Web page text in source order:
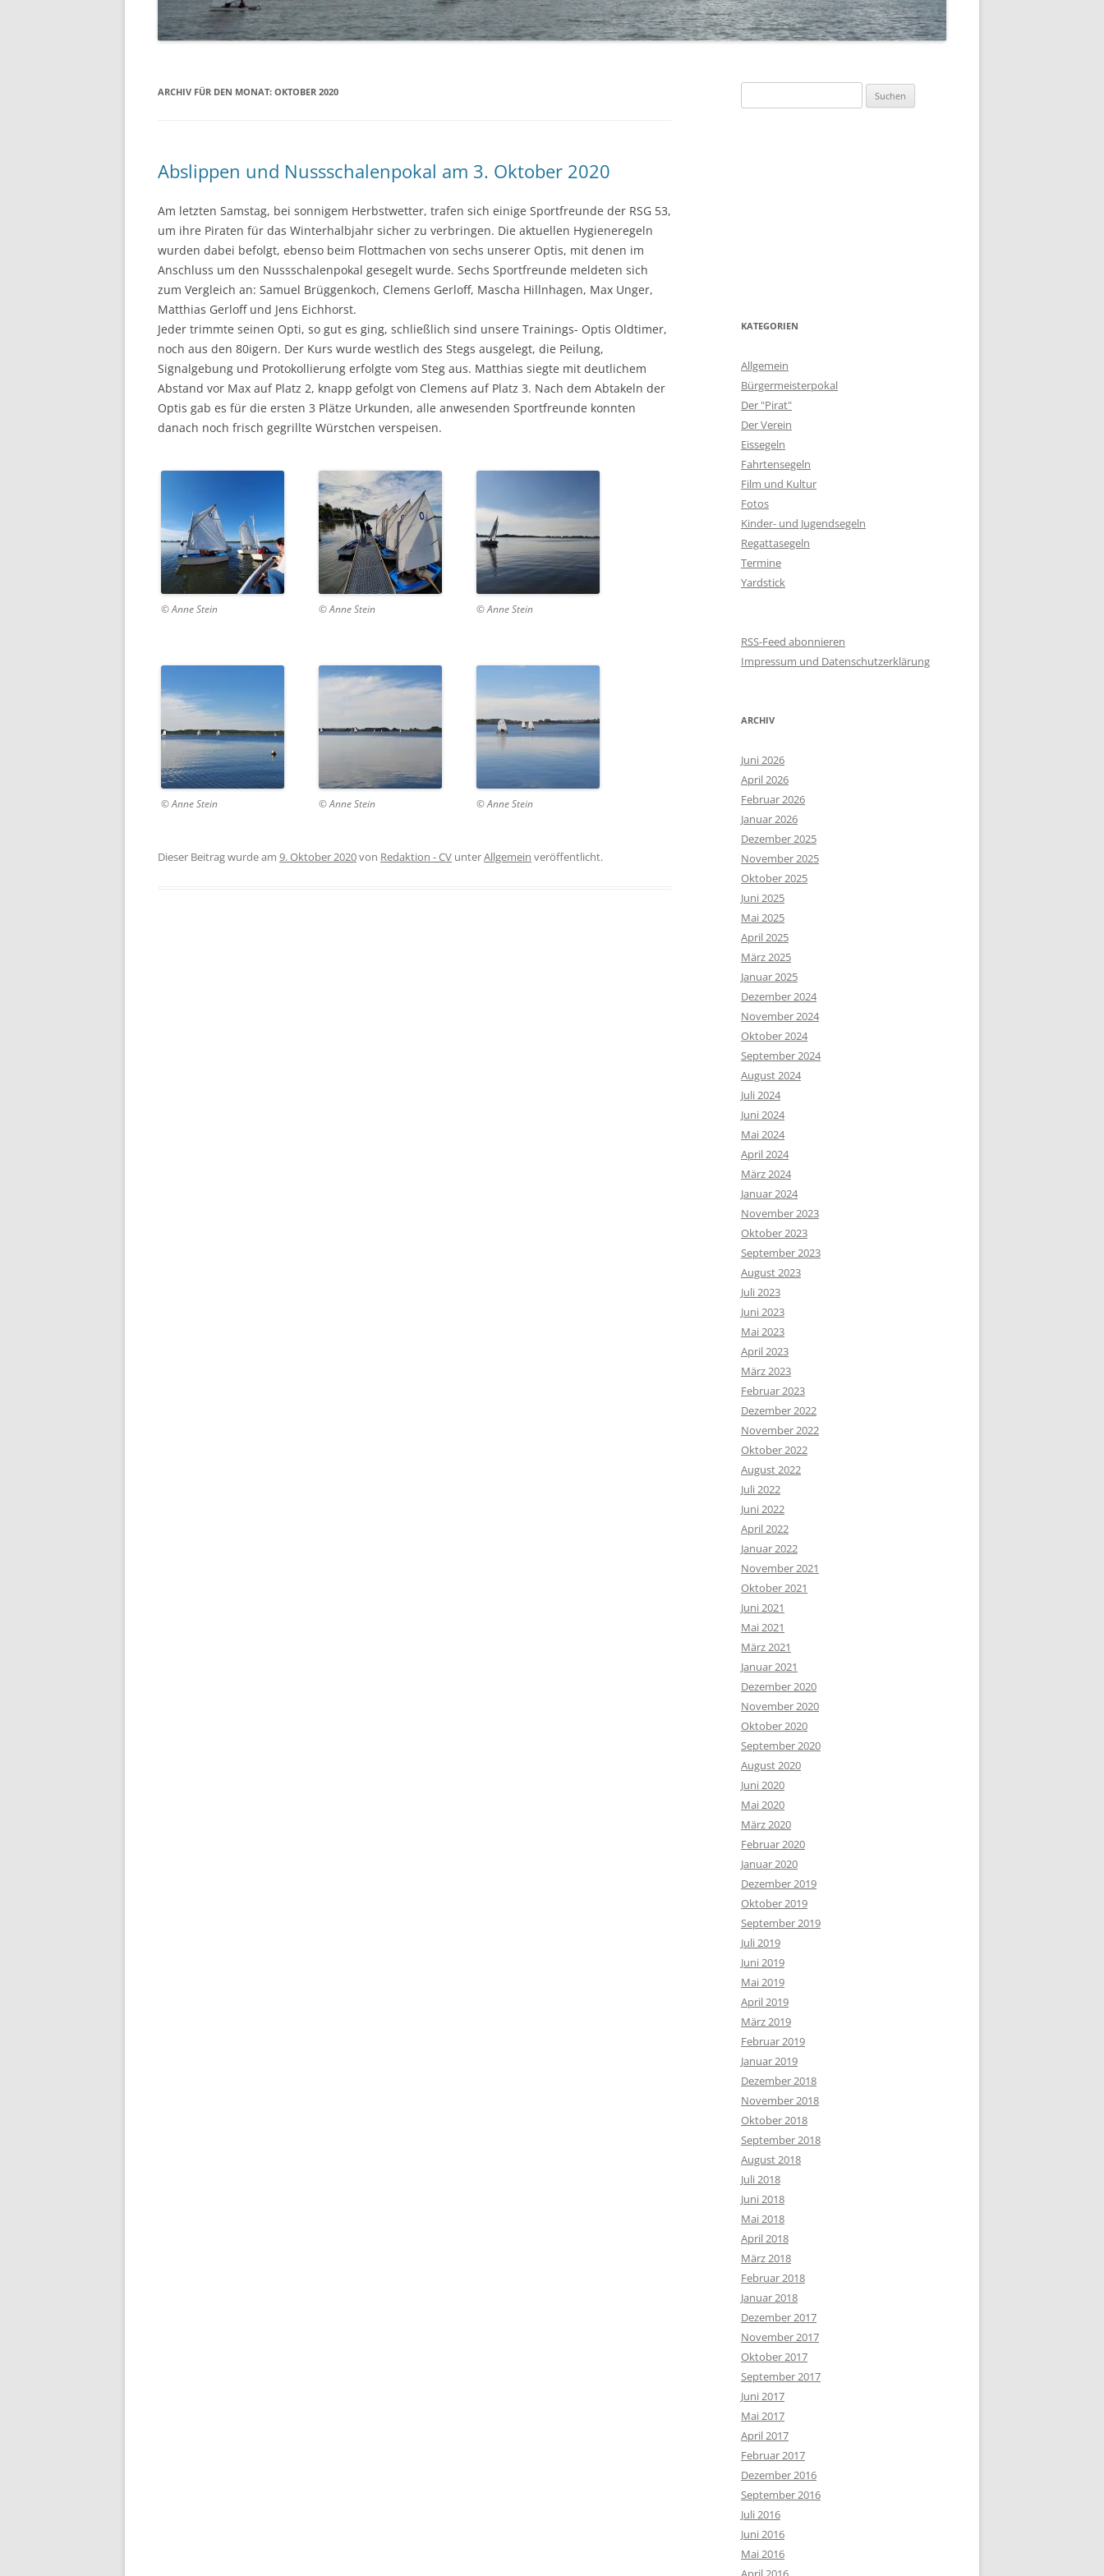
BÜRGERMEISTERPOKAL 2019
TAG
BÜRGERMEISTERPOKAL 2014 – 1.
TAG
SOMMERFLOTTILLE 2023 –
„DÄNEMARK-INSEL BORNHOLM“
SOMMERFLOTTILLE 2016 –
07.06.2014 PFINGSTREGATTA
ARCHIV FÜR DEN MONAT: OKTOBER 2020
Abslippen und Nussschalenpokal am 3. Oktober 2020
Am letzten Samstag, bei sonnigem Herbstwetter, trafen sich einige Sportfreunde der RSG 53,
um ihre Piraten für das Winterhalbjahr sicher zu verbringen. Die aktuellen Hygieneregeln
wurden dabei befolgt, ebenso beim Flottmachen von sechs unserer Optis, mit denen im
Anschluss um den Nussschalenpokal gesegelt wurde. Sechs Sportfreunde meldeten sich
zum Vergleich an: Samuel Brüggenkoch, Clemens Gerloff, Mascha Hillnhagen, Max Unger,
Matthias Gerloff und Jens Eichhorst.
Jeder trimmte seinen Opti, so gut es ging, schließlich sind unsere Trainings- Optis Oldtimer,
noch aus den 80igern. Der Kurs wurde westlich des Stegs ausgelegt, die Peilung,
Signalgebung und Protokollierung erfolgte vom Steg aus. Matthias siegte mit deutlichem
Abstand vor Max auf Platz 2, knapp gefolgt von Clemens auf Platz 3. Nach dem Abtakeln der
Optis gab es für die ersten 3 Plätze Urkunden, alle anwesenden Sportfreunde konnten
danach noch frisch gegrillte Würstchen verspeisen.
© Anne Stein © Anne Stein © Anne Stein
© Anne Stein © Anne Stein © Anne Stein
Dieser Beitrag wurde am 9. Oktober 2020von Redaktion - CV unterAllgemein veröffentlicht.
nach:
KATEGORIEN
Allgemein
Bürgermeisterpokal
Der "Pirat"
Der Verein
Eissegeln
Fahrtensegeln
Film und Kultur
Fotos
Kinder- und Jugendsegeln
Regattasegeln
Termine
Yardstick
RSS-Feed abonnieren
Impressum und Datenschutzerklärung
ARCHIV
Juni 2026
April 2026
Februar 2026
Januar 2026
Dezember 2025
November 2025
Oktober 2025
Juni 2025
Mai 2025
April 2025
März 2025
Januar 2025
Dezember 2024
November 2024
Oktober 2024
September 2024
August 2024
Juli 2024
Juni 2024
Mai 2024
April 2024
März 2024
Januar 2024
November 2023
Oktober 2023
September 2023
August 2023
Juli 2023
Juni 2023
Mai 2023
April 2023
März 2023
Februar 2023
Dezember 2022
November 2022
Oktober 2022
August 2022
Juli 2022
Juni 2022
April 2022
Januar 2022
November 2021
Oktober 2021
Juni 2021
Mai 2021
März 2021
Januar 2021
Dezember 2020
November 2020
Oktober 2020
September 2020
August 2020
Juni 2020
Mai 2020
März 2020
Februar 2020
Januar 2020
Dezember 2019
Oktober 2019
September 2019
Juli 2019
Juni 2019
Mai 2019
April 2019
März 2019
Februar 2019
Januar 2019
Dezember 2018
November 2018
Oktober 2018
September 2018
August 2018
Juli 2018
Juni 2018
Mai 2018
April 2018
März 2018
Februar 2018
Januar 2018
Dezember 2017
November 2017
Oktober 2017
September 2017
Juni 2017
Mai 2017
April 2017
Februar 2017
Dezember 2016
September 2016
Juli 2016
Juni 2016
Mai 2016